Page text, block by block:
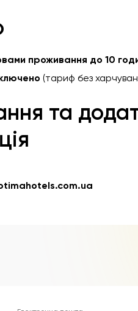
проживання до 10
(тариф без
та